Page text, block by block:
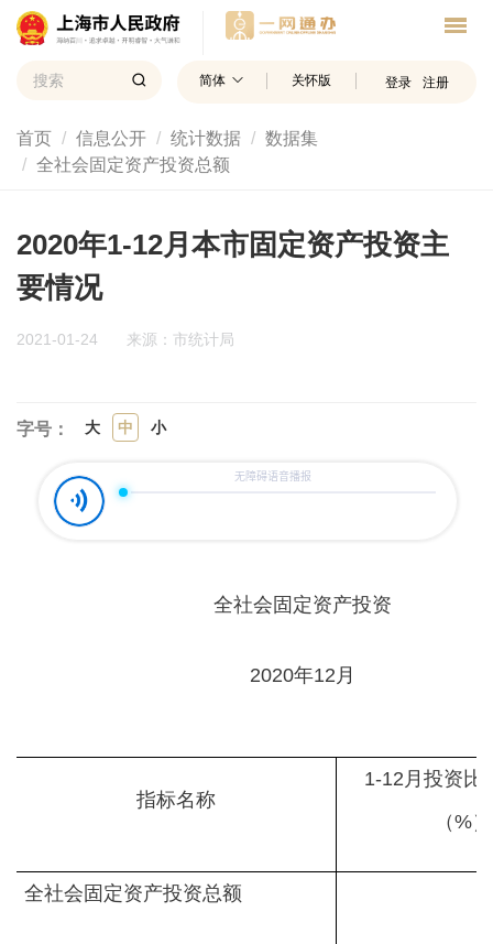
简体 关怀版 登录 注册
首页 信息公开 统计数据
数据集
全社会固定资产投资总额
2020年1-12月本市固定资产投资主
要情况
2021-01-24 来源：市统计局
字号： 大 中 小
全社会固定资产投资
2020年12月
指标名称
1-12月投资比
（%）
全社会固定资产投资总额